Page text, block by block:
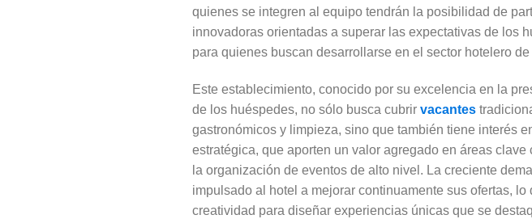
quienes se integren al equipo tendrán la posibilidad de
innovadoras orientadas a superar las expectativas de los
para quienes buscan desarrollarse en el sector hotelero de
Este establecimiento, conocido por su excelencia en la
de los huéspedes, no sólo busca cubrir vacantes
gastronómicos y limpieza, sino que también tiene interés
estratégica, que aporten un valor agregado en áreas
la organización de eventos de alto nivel. La creciente
impulsado al hotel a mejorar continuamente sus ofertas,
creatividad para diseñar experiencias únicas que se